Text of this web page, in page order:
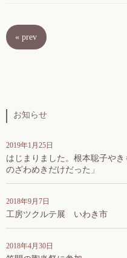
« prev
お知らせ
2019年1月25日
はじまりました。根本聡子や
のざわめきだけだった」
2018年9月7日
工房ツクルテ展 いわき市
2018年4月30日